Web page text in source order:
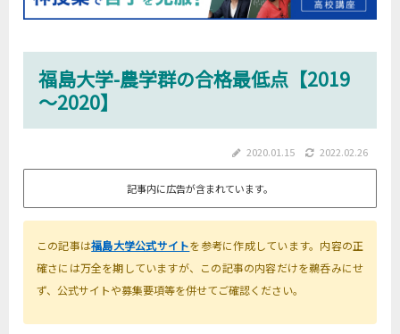
福島大学-農学群の合格最低点【2019
～2020】
2020.01.15 2022.02.26
記事内に広告が含まれています。
この記事は福島大学公式サイトを参考に作成しています。内容の正
確さには万全を期していますが、この記事の内容だけを鵜呑みにせ
ず、公式サイトや募集要項等を併せてご確認ください。